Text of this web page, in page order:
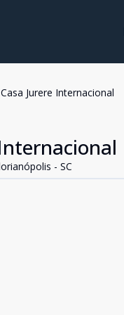
Casa Jurere Internacional
- SC